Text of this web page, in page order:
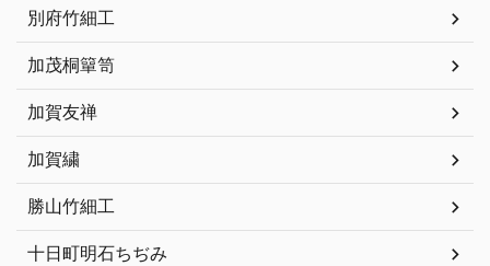
別府竹細工
加茂桐簞笥
加賀友禅
加賀繍
勝山竹細工
十日町明石ちぢみ